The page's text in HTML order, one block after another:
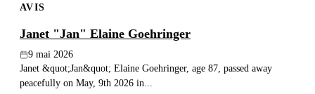
AVIS
Janet "Jan" Elaine Goehringer
9 mai 2026
Janet &quot;Jan&quot; Elaine Goehringer, age 87, passed away
peacefully on May, 9th 2026 in...